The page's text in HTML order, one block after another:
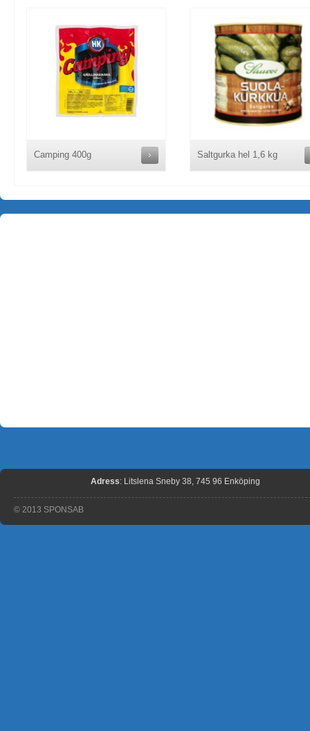
Camping 400g Saltgurka hel 1,6 kg
Adress: Litslena Sneby 38, 745 96 Enköping
© 2013 SPONSAB